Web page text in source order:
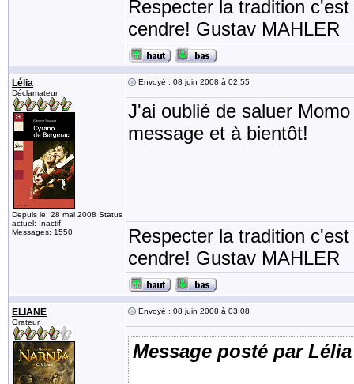
Respecter la tradition
cendre! Gustav MAHLER
Lélia
Déclamateur
Depuis le: 28 mai 2008 Status
actuel: Inactif
Messages: 1550
Envoyé : 08 juin 2008 à 02:55
J'ai oublié de saluer
message et à bientôt!
Respecter la tradition
cendre! Gustav MAHLER
ELIANE
Orateur
Envoyé : 08 juin 2008 à 03:08
Message posté par Lélia